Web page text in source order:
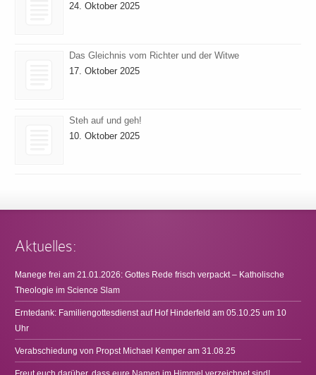
24. Oktober 2025
Das Gleichnis vom Richter und der Witwe
17. Oktober 2025
Steh auf und geh!
10. Oktober 2025
Aktuelles:
Manege frei am 21.01.2026: Gottes Rede frisch verpackt – Katholische
Theologie im Science Slam
Erntedank: Familiengottesdienst auf Hof Hinderfeld am 05.10.25 um 10
Uhr
Verabschiedung von Propst Michael Kemper am 31.08.25